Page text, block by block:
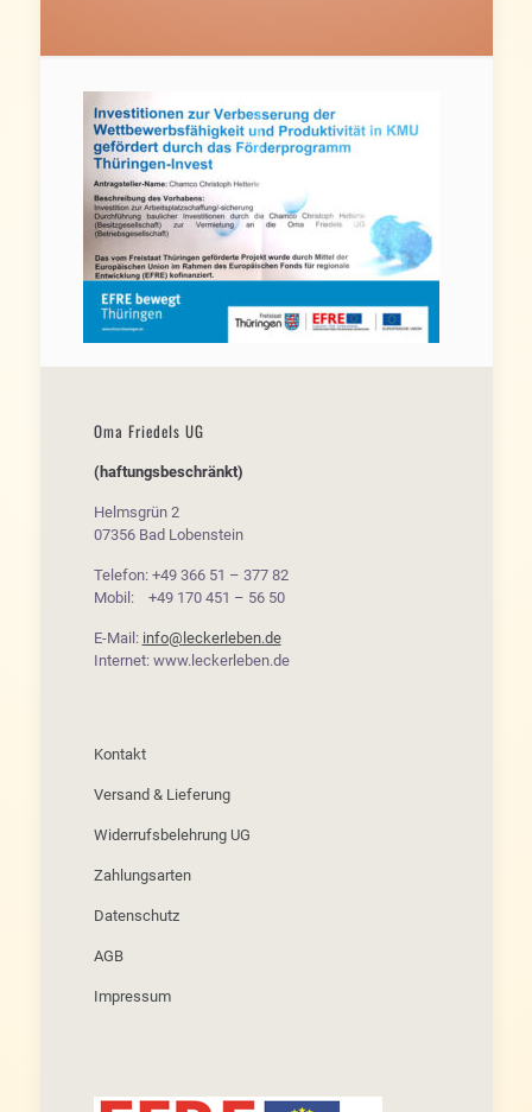
Oma Friedels UG
(haftungsbeschränkt)
Helmsgrün 2
07356 Bad Lobenstein
Telefon: +49 366 51 – 377 82
Mobil: +49 170 451 – 56 50
E-Mail: info@leckerleben.de
Internet: www.leckerleben.de
Kontakt
Versand & Lieferung
Widerrufsbelehrung UG
Zahlungsarten
Datenschutz
AGB
Impressum